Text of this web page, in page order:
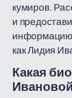
кумиров.
и
информацию
как Лидия
Какая